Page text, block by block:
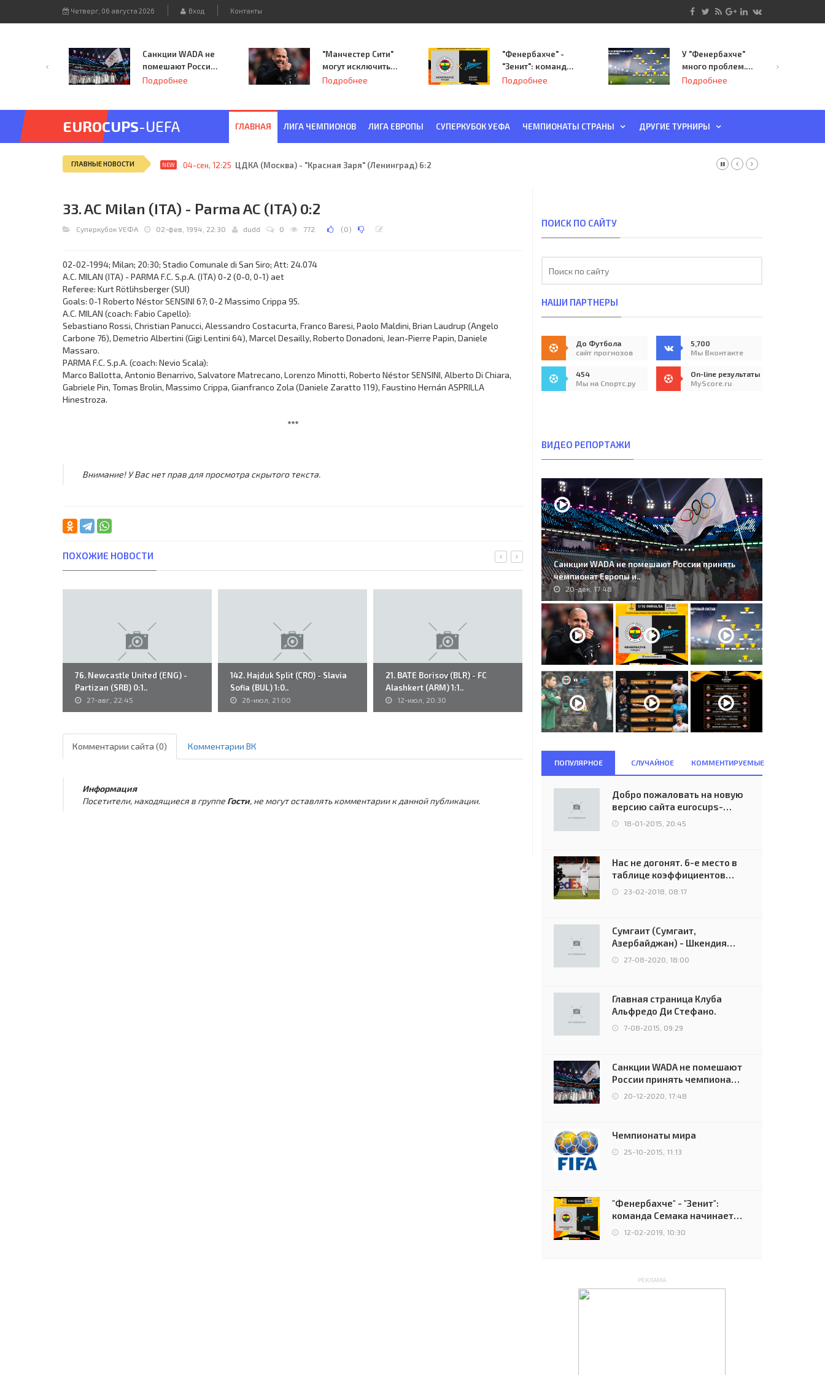
Четверг, 06 августа 2026 Вход Контакты
Санкции WADA не
помешают России
принять
Подробнее
"Манчестер Сити"
могут исключить
из Лиги
Подробнее
"Фенербахче" -
"Зенит": команда
Семака начинает
Подробнее
У "Фенербахче"
много проблем.
Но он опасен для
Подробнее
EUROCUPS-UEFA ГЛАВНАЯ ЛИГА ЧЕМПИОНОВ ЛИГА ЕВРОПЫ СУПЕРКУБОК УЕФА ЧЕМПИОНАТЫ СТРАНЫ ДРУГИЕ ТУРНИРЫ
ГЛАВНЫЕ НОВОСТИ NEW 04-сен, 12:25 ЦДКА (Москва) - "Красная Заря" (Ленинград) 6:2
33. AC Milan (ITA) - Parma AC (ITA) 0:2
Суперкубок УЕФА 02-фев, 1994, 22:30 dudd 0 772 (0)
02-02-1994; Milan; 20:30; Stadio Comunale di San Siro; Att: 24.074
A.C. MILAN (ITA) - PARMA F.C. S.p.A. (ITA) 0-2 (0-0, 0-1) aet
Referee: Kurt Rötlihsberger (SUI)
Goals: 0-1 Roberto Néstor SENSINI 67; 0-2 Massimo Crippa 95.
A.C. MILAN (coach: Fabio Capello):
Sebastiano Rossi, Christian Panucci, Alessandro Costacurta, Franco Baresi, Paolo Maldini, Brian Laudrup (Angelo
Carbone 76), Demetrio Albertini (Gigi Lentini 64), Marcel Desailly, Roberto Donadoni, Jean-Pierre Papin, Daniele
Massaro.
PARMA F.C. S.p.A. (coach: Nevio Scala):
Marco Ballotta, Antonio Benarrivo, Salvatore Matrecano, Lorenzo Minotti, Roberto Néstor SENSINI, Alberto Di Chiara,
Gabriele Pin, Tomas Brolin, Massimo Crippa, Gianfranco Zola (Daniele Zaratto 119), Faustino Hernán ASPRILLA
Hinestroza.
***
Внимание! У Вас нет прав для просмотра скрытого текста.
ПОХОЖИЕ НОВОСТИ
76. Newcastle United (ENG) -
Partizan (SRB) 0:1..
27-авг, 22:45
142. Hajduk Split (CRO) - Slavia
Sofia (BUL) 1:0..
26-июл, 21:00
21. BATE Borisov (BLR) - FC
Alashkert (ARM) 1:1..
12-июл, 20:30
№ 37. ШВЕЙЦАРИЯ – ПОЛЬША –
1:1 . Пенальти – 4:5..
25-июн, 16:00
46. Lech Poznań (POL) - FK
Pelister (MKD) 4:0..
29-июн, 21:45
Комментарии сайта (0) Комментарии ВК
Информация
Посетители, находящиеся в группе Гости, не могут оставлять комментарии к данной публикации.
ПОИСК ПО САЙТУ
НАШИ ПАРТНЕРЫ
До Футбола
сайт прогнозов
5,700
Мы Вконтакте
454
Мы на Спортс.ру
On-line результаты
MyScore.ru
ВИДЕО РЕПОРТАЖИ
Санкции WADA не помешают России принять
чемпионат Европы и..
20-дек, 17:48
ПОПУЛЯРНОЕ СЛУЧАЙНОЕ КОММЕНТИРУЕМЫЕ
Добро пожаловать на новую
версию сайта eurocups-
uefa.ru
18-01-2015, 20:45
Нас не догонят. 6-е место в
таблице коэффициентов
УЕФА остаётся за Россией
23-02-2018, 08:17
Сумгаит (Сумгаит,
Азербайджан) - Шкендия
(Тетово, Северная
Македония) - 0:2 (0:0)
27-08-2020, 18:00
Главная страница Клуба
Альфредо Ди Стефано.
7-08-2015, 09:29
Санкции WADA не помешают
России принять чемпионат
Европы и финал Лиги
чемпионов.
20-12-2020, 17:48
Чемпионаты мира
25-10-2015, 11:13
"Фенербахче" - "Зенит":
команда Семака начинает
путь в плей-офф Лиги
12-02-2019, 10:30
РЕКЛАМА